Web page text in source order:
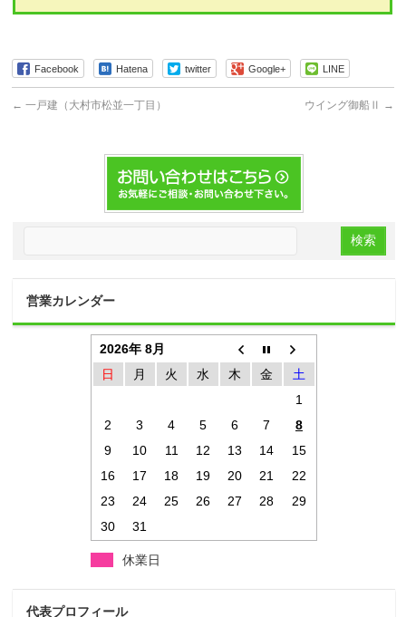
Facebook Hatena twitter Google+ LINE
← 一戸建（大村市松並一丁目） ウイング御船Ⅱ →
営業カレンダー
2026年 8月
日
月 火 水 木 金
土
1
2
3 4 5 6 7
8
9
10 11 12 13 14
15
16
17 18 19 20 21
22
23
24 25 26 27 28
29
30
31
休業日
代表プロフィール